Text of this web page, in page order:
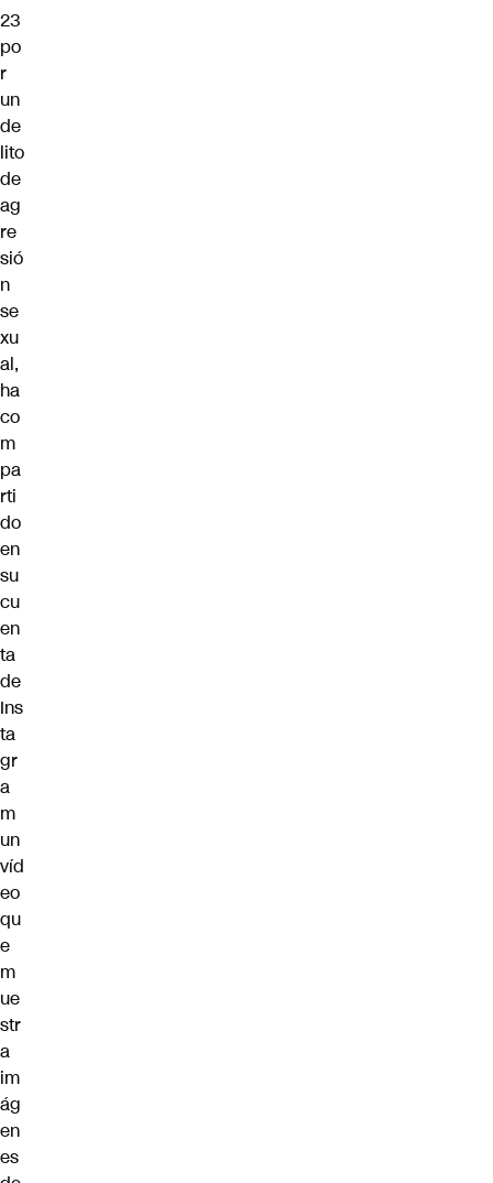
23
po
r
un
de
lito
de
ag
re
sió
n
se
xu
al,
ha
co
m
pa
rti
do
en
su
cu
en
ta
de
Ins
ta
gr
a
m
un
víd
eo
qu
e
m
ue
str
a
im
ág
en
es